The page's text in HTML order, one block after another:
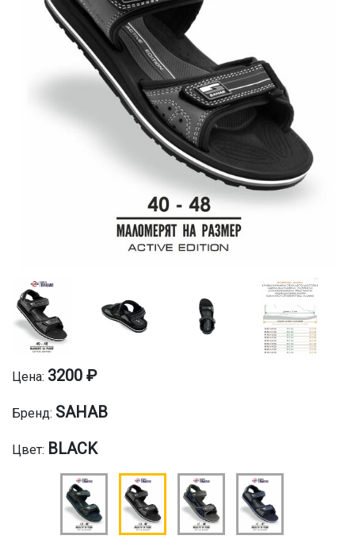
Цена: 3200 ₽
Бренд: SAHAB
Цвет: BLACK